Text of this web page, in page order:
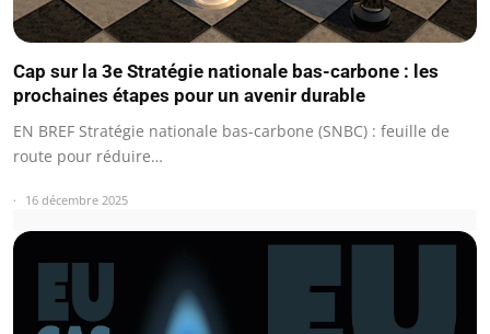
Cap sur la 3e Stratégie nationale bas-carbone : les
prochaines étapes pour un avenir durable
EN BREF Stratégie nationale bas-carbone (SNBC) : feuille de
route pour réduire…
16 décembre 2025